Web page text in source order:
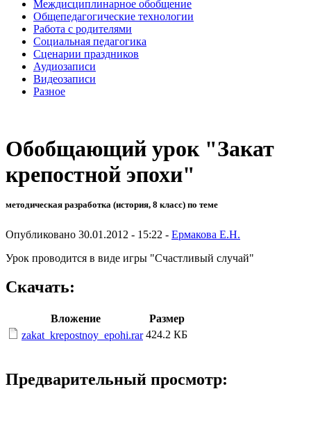
Междисциплинарное обобщение
Общепедагогические технологии
Работа с родителями
Социальная педагогика
Сценарии праздников
Аудиозаписи
Видеозаписи
Разное
Обобщающий урок "Закат
крепостной эпохи"
методическая разработка (история, 8 класс) по теме
Опубликовано 30.01.2012 - 15:22 - Ермакова Е.Н.
Урок проводится в виде игры "Счастливый случай"
Скачать:
Вложение
Размер
zakat_krepostnoy_epohi.rar 424.2 КБ
Предварительный просмотр: